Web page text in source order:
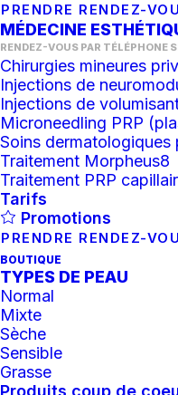
PRENDRE RENDEZ-
MÉDECINE
RENDEZ-VOUS PAR
Chirurgies mineures
Injections de
Injections de
Microneedling PRP
Soins dermatologiques
Traitement Morpheus8
Traitement PRP
Tarifs
Promotions
PRENDRE RENDEZ-
BOUTIQUE
TYPES DE PEAU
Normal
Mixte
Sèche
Sensible
Grasse
Produits coup de
Baume à